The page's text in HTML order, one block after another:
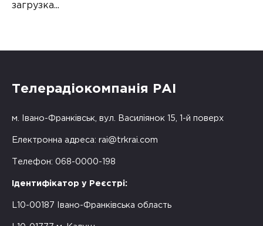
загрузка...
Телерадіокомпанія РАІ
м. Івано-Франківськ, вул. Василіянок 15, 1-й поверх
Електронна адреса: rai@trkrai.com
Телефон: 068-0000-198
Ідентифікатор у Реєстрі:
L10-00187 Івано-Франківська область